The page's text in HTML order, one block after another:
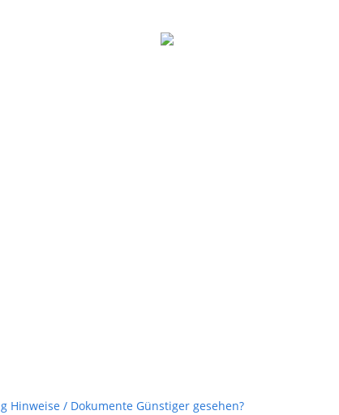
Hinweise / Dokumente Günstiger gesehen?